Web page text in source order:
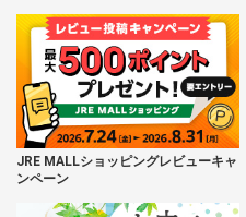
JRE MALLショッピングレビューキャ
ンペーン